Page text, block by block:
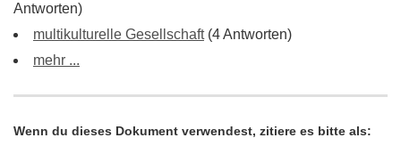
Antworten)
multikulturelle Gesellschaft(4 Antworten)
mehr ...
Wenn du dieses Dokument verwendest, zitiere es bitte als: